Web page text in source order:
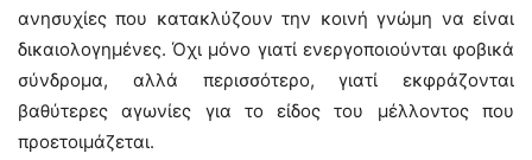
ανησυχίες που κατακλύζουν την κοινή γνώμη να είναι
δικαιολογημένες. Όχι μόνο γιατί ενεργοποιούνται φοβικά
σύνδρομα, αλλά περισσότερο, γιατί εκφράζονται
βαθύτερες αγωνίες για το είδος του μέλλοντος που
προετοιμάζεται.